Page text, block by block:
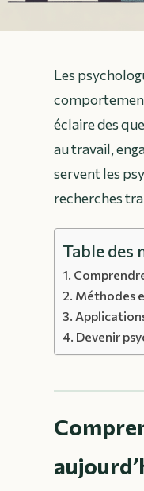
Les
éclaire des
au travail,
servent les
recherches
Table des
Méthodes
Devenir